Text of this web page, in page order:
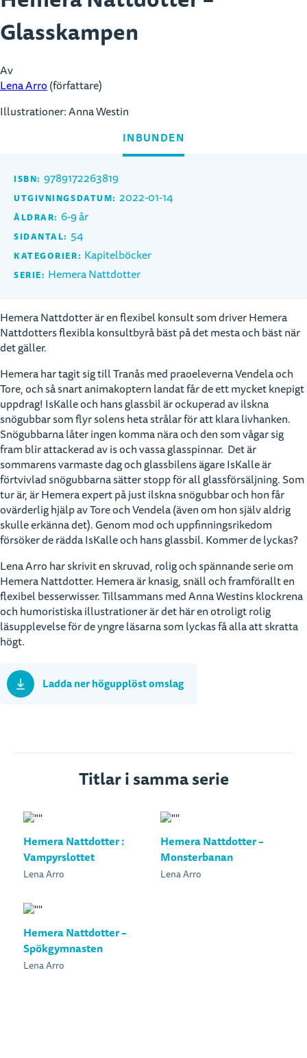
Glasskampen
Av
Lena Arro (författare)
Illustrationer: Anna Westin
INBUNDEN
ISBN: 9789172263819
UTGIVNINGSDATUM: 2022-01-14
ÅLDRAR: 6-9 år
SIDANTAL: 54
KATEGORIER: Kapitelböcker
SERIE: Hemera Nattdotter
Hemera Nattdotter är en flexibel konsult som driver Hemera
Nattdotters flexibla konsultbyrå bäst på det mesta och bäst när
det gäller.
Hemera har tagit sig till Tranås med praoeleverna Vendela och
Tore, och så snart animakoptern landat får de ett mycket knepigt
uppdrag! IsKalle och hans glassbil är ockuperad av ilskna
snögubbar som flyr solens heta strålar för att klara livhanken.
Snögubbarna låter ingen komma nära och den som vågar sig
fram blir attackerad av is och vassa glasspinnar. Det är
sommarens varmaste dag och glassbilens ägare IsKalle är
förtvivlad snögubbarna sätter stopp för all glassförsäljning. Som
tur är, är Hemera expert på just ilskna snögubbar och hon får
ovärderlig hjälp av Tore och Vendela (även om hon själv aldrig
skulle erkänna det). Genom mod och uppfinningsrikedom
försöker de rädda IsKalle och hans glassbil. Kommer de lyckas?
Lena Arro har skrivit en skruvad, rolig och spännande serie om
Hemera Nattdotter. Hemera är knasig, snäll och framförallt en
flexibel besserwisser. Tillsammans med Anna Westins klockrena
och humoristiska illustrationer är det här en otroligt rolig
läsupplevelse för de yngre läsarna som lyckas få alla att skratta
högt.
Ladda ner högupplöst omslag
Titlar i samma serie
Hemera Nattdotter :
Vampyrslottet
Lena Arro
Hemera Nattdotter –
Monsterbanan
Lena Arro
Hemera Nattdotter –
Spökgymnasten
Lena Arro